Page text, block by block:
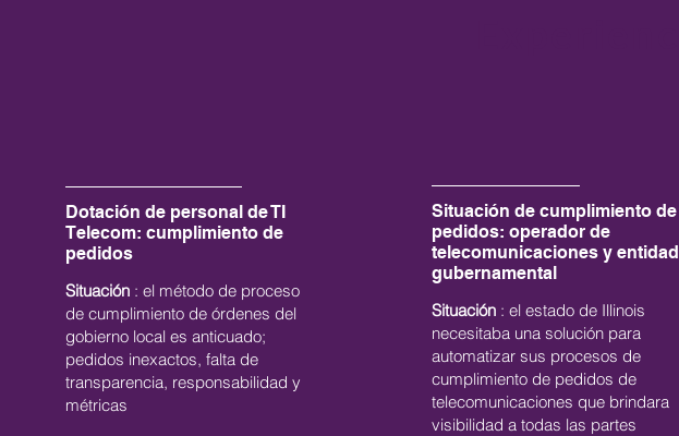
Dotación de personal de TI
Telecom: cumplimiento de
pedidos
Situación: el método de proceso
de cumplimiento de órdenes del
gobierno local es anticuado;
pedidos inexactos, falta de
transparencia, responsabilidad y
métricas
Situación de cumplimiento de
pedidos: operador de
telecomunicaciones y entidad
gubernamental
Situación: el estado de Illinois
necesitaba una solución para
automatizar sus procesos de
cumplimiento de pedidos de
telecomunicaciones que brindara
visibilidad a todas las partes